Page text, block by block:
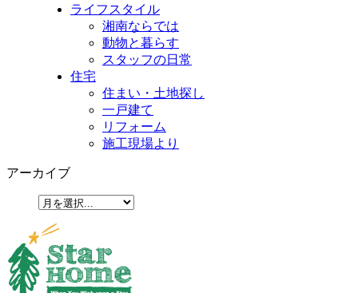
ライフスタイル
湘南ならでは
動物と暮らす
スタッフの日常
住宅
住まい・土地探し
一戸建て
リフォーム
施工現場より
アーカイブ